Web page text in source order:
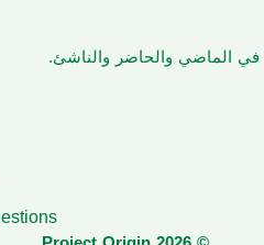
في الماضي والحاضر والناشئ.